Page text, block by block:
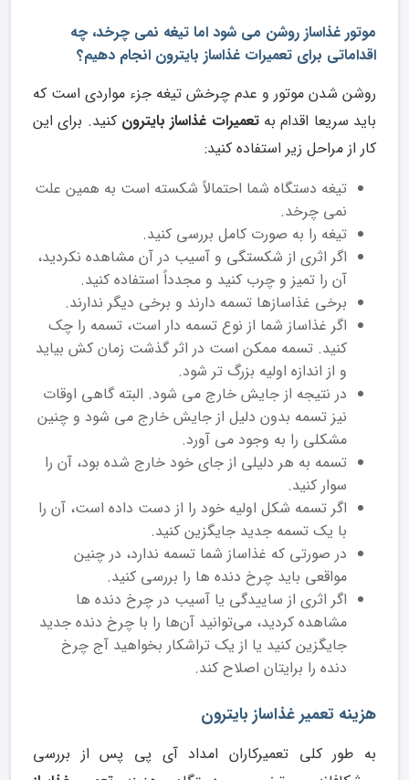
موتور غذاساز روشن می شود اما تیغه نمی چرخد، چه
اقداماتی برای تعمیرات غذاساز بایترون انجام دهیم؟
روشن شدن موتور و عدم چرخش تیغه جزء مواردی است که
باید سریعا اقدام بهتعمیرات غذاساز بایترون کنید. برای این
کار از مراحل زیر استفاده کنید:
تیغه دستگاه شما احتمالاً شکسته است به همین علت
نمی ‌چرخد.
تیغه را به صورت کامل بررسی کنید.
اگر اثری از شکستگی و آسیب در آن مشاهده نکردید،
آن را تمیز و چرب کنید و مجدداً استفاده کنید.
برخی غذاسازها تسمه دارند و برخی دیگر ندارند.
اگر غذاساز شما از نوع تسمه دار است، تسمه را چک
کنید. تسمه ممکن است در اثر گذشت زمان کش بیاید
و از اندازه اولیه بزرگ تر شود.
در نتیجه از جایش خارج می ‌شود. البته گاهی اوقات
نیز تسمه بدون دلیل از جایش خارج می ‌شود و چنین
مشکلی را به وجود می ‌آورد.
تسمه به هر دلیلی از جای خود خارج ‌شده بود، آن را
سوار کنید.
اگر تسمه شکل اولیه خود را از دست داده است، آن را
با یک تسمه جدید جایگزین کنید.
در صورتی که غذاساز شما تسمه ندارد، در چنین
مواقعی باید چرخ‌ دنده‌ ها را بررسی کنید.
اگر اثری از ساییدگی یا آسیب در چرخ‌ دنده‌ ها
مشاهده کردید، می‌توانید آن‌‌‌‌‌‌‌‌ها را با چرخ ‌دنده جدید
جایگزین کنید یا از یک تراشکار بخواهید آج چرخ
‌دنده را برایتان اصلاح کند.
هزینه تعمیر غذاساز بایترون
به طور کلی تعمیرکاران امداد آی پی پس از بررسی